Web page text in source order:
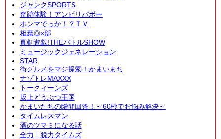
ジャンクSPORTS
奇跡体験！アンビリバボー
ホンマでっか！？ＴＶ
相葉◎×部
真剣遊戯!THEバトルSHOW
ミュージックジェネレーション
STAR
街グルメをマジ探索！かまいまち
ナゾトレMAXXX
トークィーンズ
坂上どうぶつ王国
かまいたちの瞬間回答！～60秒でお悩み解決～
タイムレスマン
酒のツマミになる話
全力！脱力タイムズ